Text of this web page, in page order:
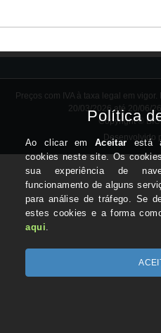
Preços com IVA à taxa legal em
20/03/2026 até 20/06/
Copyright ©
Desenvolvido